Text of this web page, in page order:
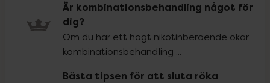
Är kombinationsbehandling något för
dig?
Om du har ett högt nikotinberoende ökar
kombinationsbehandling ...
Bästa tipsen för att sluta röka